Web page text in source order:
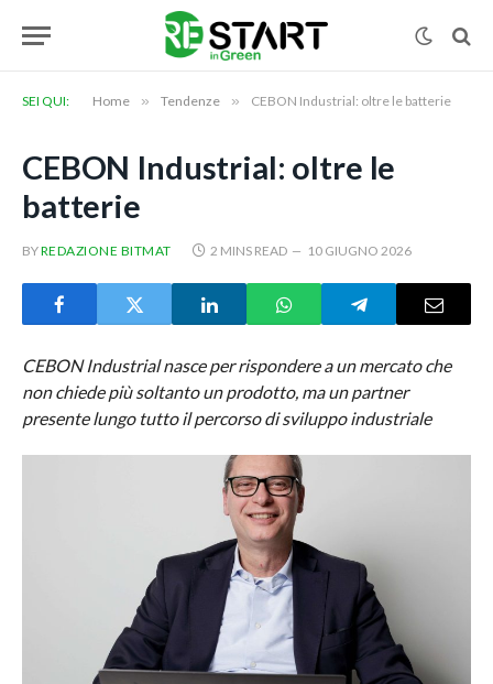
SEI QUI: Home » Tendenze » CEBON Industrial: oltre le batterie
CEBON Industrial: oltre le
batterie
BYREDAZIONE BITMAT 2 MINS READ 10 GIUGNO 2026
CEBON Industrial nasce per rispondere a un mercato che
non chiede più soltanto un prodotto, ma un partner
presente lungo tutto il percorso di sviluppo industriale